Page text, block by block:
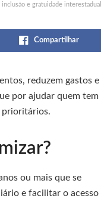
e gratuidade interestadual.
Compartilhar
reduzem gastos e
por ajudar quem tem
prioritários.
ou mais que se
e facilitar o acesso